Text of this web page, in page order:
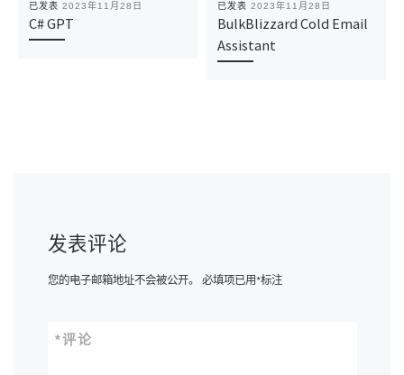
已发表 2023年11月28日
C# GPT
已发表 2023年11月28日
BulkBlizzard Cold Email
Assistant
发表评论
您的电子邮箱地址不会被公开。 必填项已用*标注
评论
*